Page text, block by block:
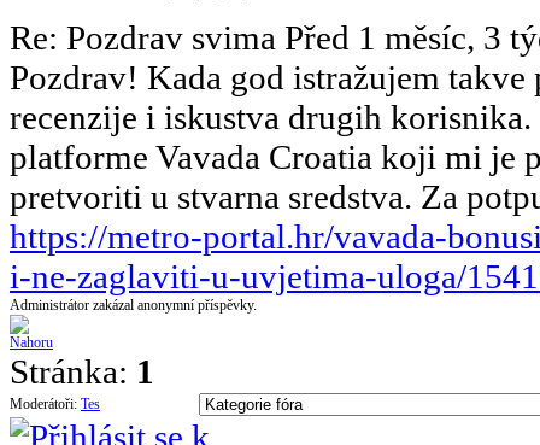
Re: Pozdrav svima Před 1 měsíc, 3
Pozdrav! Kada god istražujem
recenzije i iskustva drugih korisnika.
platforme Vavada Croatia koji mi je
pretvoriti u stvarna sredstva. Za
https://metro-portal.hr/vavada-
i-ne-zaglaviti-u-uvjetima-uloga/
Administrátor zakázal anonymní příspěvky.
Stránka: 1
Moderátoři: Tes